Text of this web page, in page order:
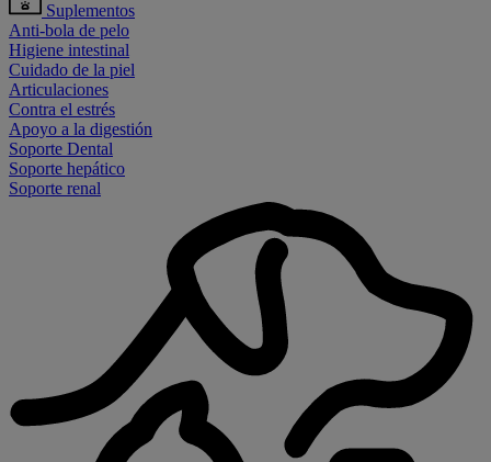
Suplementos
Anti-bola de pelo
Higiene intestinal
Cuidado de la piel
Articulaciones
Contra el estrés
Apoyo a la digestión
Soporte Dental
Soporte hepático
Soporte renal